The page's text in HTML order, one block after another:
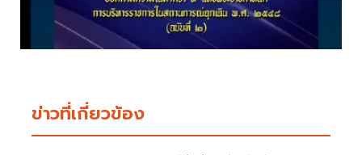
ข่าวที่เกี่ยวข้อง